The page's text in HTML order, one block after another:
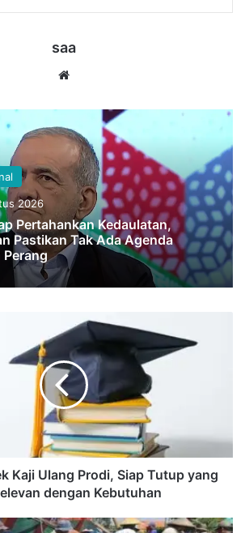
saa
2026
Pertahankan Kedaulatan,
Pastikan Tak Ada Agenda
Perang
Kaji Ulang Prodi, Siap Tutup yang
dengan Kebutuhan